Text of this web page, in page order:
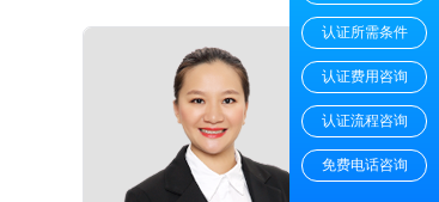
认证所需条件
认证费用咨询
认证流程咨询
免费电话咨询